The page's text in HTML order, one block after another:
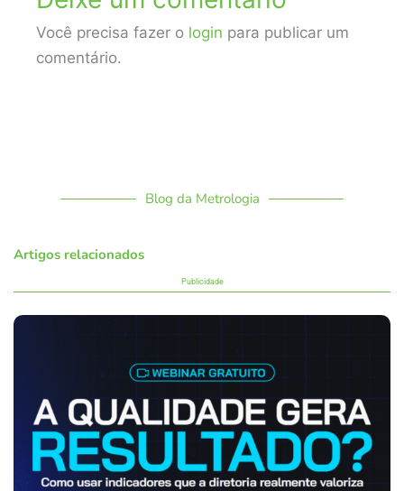
Você precisa fazer o login para publicar um
comentário.
Blog da Metrologia
Artigos relacionados
Publicidade